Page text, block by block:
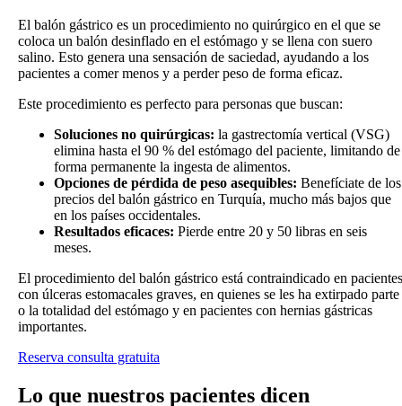
El balón gástrico es un procedimiento no quirúrgico en el que se
coloca un balón desinflado en el estómago y se llena con suero
salino. Esto genera una sensación de saciedad, ayudando a los
pacientes a comer menos y a perder peso de forma eficaz.
Este procedimiento es perfecto para personas que buscan:
Soluciones no quirúrgicas: la gastrectomía vertical (VSG)
elimina hasta el 90 % del estómago del paciente, limitando de
forma permanente la ingesta de alimentos.
Opciones de pérdida de peso asequibles: Benefíciate de los
precios del balón gástrico en Turquía, mucho más bajos que
en los países occidentales.
Resultados eficaces: Pierde entre 20 y 50 libras en seis
meses.
El procedimiento del balón gástrico está contraindicado en pacientes
con úlceras estomacales graves, en quienes se les ha extirpado parte
o la totalidad del estómago y en pacientes con hernias gástricas
importantes.
Reserva consulta gratuita
Lo que nuestros pacientes dicen